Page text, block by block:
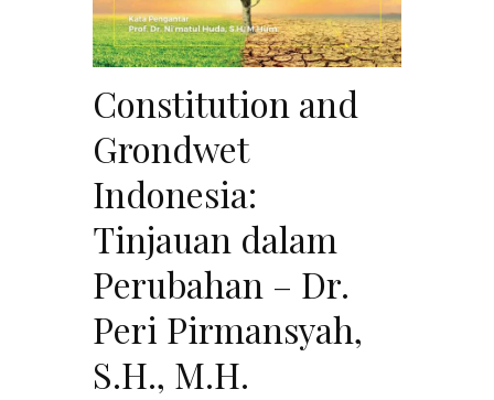
Constitution and
Grondwet
Indonesia:
Tinjauan dalam
Perubahan – Dr.
Peri Pirmansyah,
S.H., M.H.